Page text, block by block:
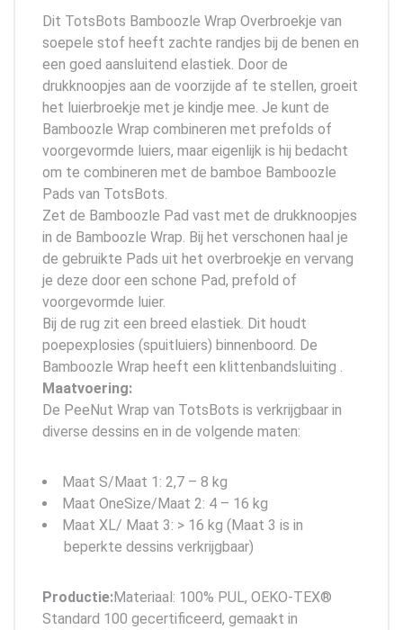
Dit TotsBots Bamboozle Wrap Overbroekje van
soepele stof heeft zachte randjes bij de benen en
een goed aansluitend elastiek. Door de
drukknoopjes aan de voorzijde af te stellen, groeit
het luierbroekje met je kindje mee. Je kunt de
Bamboozle Wrap combineren met prefolds of
voorgevormde luiers, maar eigenlijk is hij bedacht
om te combineren met de bamboe Bamboozle
Pads van TotsBots.
Zet de Bamboozle Pad vast met de drukknoopjes
in de Bamboozle Wrap. Bij het verschonen haal je
de gebruikte Pads uit het overbroekje en vervang
je deze door een schone Pad, prefold of
voorgevormde luier.
Bij de rug zit een breed elastiek. Dit houdt
poepexplosies (spuitluiers) binnenboord. De
Bamboozle Wrap heeft een klittenbandsluiting .
Maatvoering:
De PeeNut Wrap van TotsBots is verkrijgbaar in
diverse dessins en in de volgende maten:
Maat S/Maat 1: 2,7 – 8 kg
Maat OneSize/Maat 2: 4 – 16 kg
Maat XL/ Maat 3: > 16 kg (Maat 3 is in
beperkte dessins verkrijgbaar)
Productie:Materiaal: 100% PUL, OEKO-TEX®
Standard 100 gecertificeerd, gemaakt in